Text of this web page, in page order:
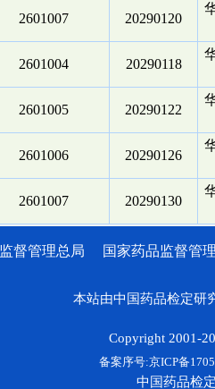
2601007 20290120
2601004 20290118
2601005 20290122
2601006 20290126
2601007 20290130
督管理总局 国家药品监督管
本站由中国药品检定研
Copyright 2001-
备案序号:京ICP备
中国药品检